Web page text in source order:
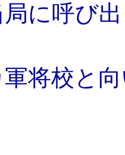
に呼び
軍将校と